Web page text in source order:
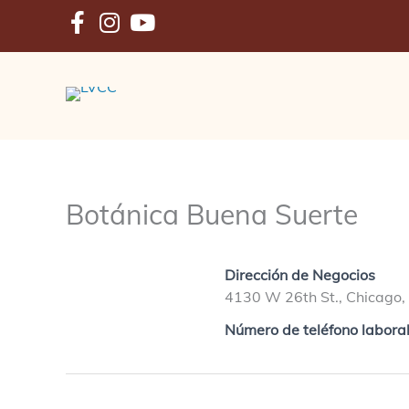
contenido
Botánica Buena Suerte
Dirección de Negocios
4130 W 26th St.,
Número de teléfono laboral